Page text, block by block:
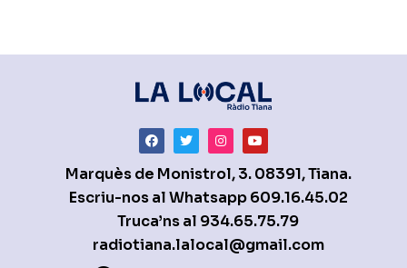
Marquès de Monistrol, 3. 08391, Tiana.
Escriu-nos al Whatsapp609.16.45.02
Truca’ns al 934.65.75.79
radiotiana.lalocal@gmail.com